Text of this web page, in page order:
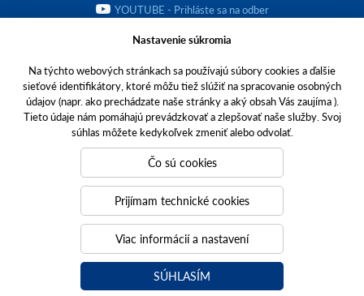
YOUTUBE - Prihláste sa na odber
Copyright © 2023 AGROTEC Slovensko s.r.o.
Toto sú internetové stránky spoločnosti AGROTEC Slovensko s.r.o., so
sídlom v Pohraniciach, Zlatomoravecká cesta 431, PSČ 951 02, IČO
31445942,
zapísanej v Obchodnom registri Okresného súdu Nitra, oddiel: Sro, vložka
č. 990/N. Číslo živnostenského registra: 403-10390.
Spoločnosť AGROTEC Slovensko s.r.o. je členom koncernu AGROFERT, a.
s., IČO 26185610, so sídlom Pyšelská 2327/2, Chodov, 149 00 Praha 4.
Tvoríme weby
, ktoré vám pomáhajú rásť. Sme
PUXdesign.
FIAT Professional JEEP A-FINANCE
Nastavenie súkromia
Na týchto webových stránkach sa používajú súbory cookies a ďalšie
sieťové identifikátory, ktoré môžu tiež slúžiť na spracovanie osobných
údajov (napr. ako prechádzate naše stránky a aký obsah Vás zaujíma ).
Tieto údaje nám pomáhajú prevádzkovať a zlepšovať naše služby. Svoj
súhlas môžete kedykoľvek zmeniť alebo odvolať.
Čo sú cookies
Prijímam technické cookies
Viac informácií a nastavení
SÚHLASÍM